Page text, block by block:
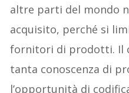
altre parti del mondo
acquisito, perché si
fornitori di prodotti. Il
tanta conoscenza di
l’opportunità di